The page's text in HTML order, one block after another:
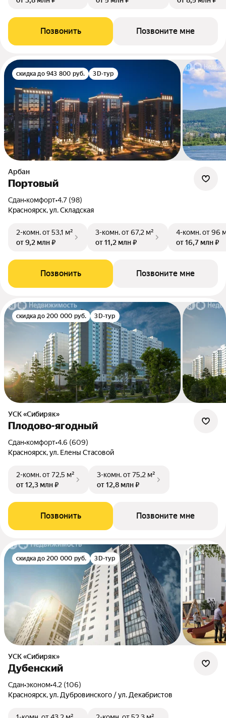
Позвонить Позвоните мне
скидка до 943 800 руб. 3D-тур
Арбан
Портовый
Сдан•комфорт•4.7 (98)
Красноярск, ул. Складская
2-комн.от 53,1 м²
от 9,2 млн ₽
3-комн.от 67,2 м²
от 11,2 млн ₽
4-комн.от 96
от 16,7 млн ₽
Позвонить Позвоните мне
скидка до 200 000 руб. 3D-тур
УСК «Сибиряк»
Плодово-ягодный
Сдан•комфорт•4.6 (609)
Красноярск, ул. Елены Стасовой
2-комн.от 72,5 м²
от 12,3 млн ₽
3-комн.от 75,2 м²
от 12,8 млн ₽
Позвонить Позвоните мне
скидка до 200 000 руб. 3D-тур
УСК «Сибиряк»
Дубенский
Сдан•эконом•4.2 (106)
Красноярск, ул. Дубровинского / ул. Декабристов